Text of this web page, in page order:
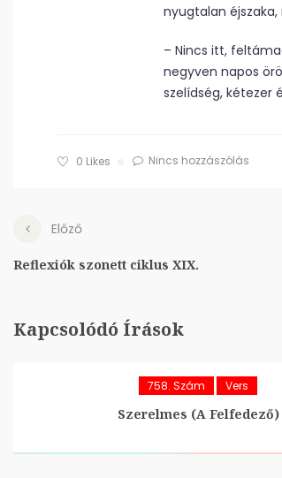
nyugtalan
– Nincs itt,
negyven napos
szelídség, kétezer
0 Likes Nincs hozzászólás
Előző
Reflexiók szonett ciklus XIX.
Kapcsolódó Írások
758. Szám Vers
Szerelmes (A Felfedező)